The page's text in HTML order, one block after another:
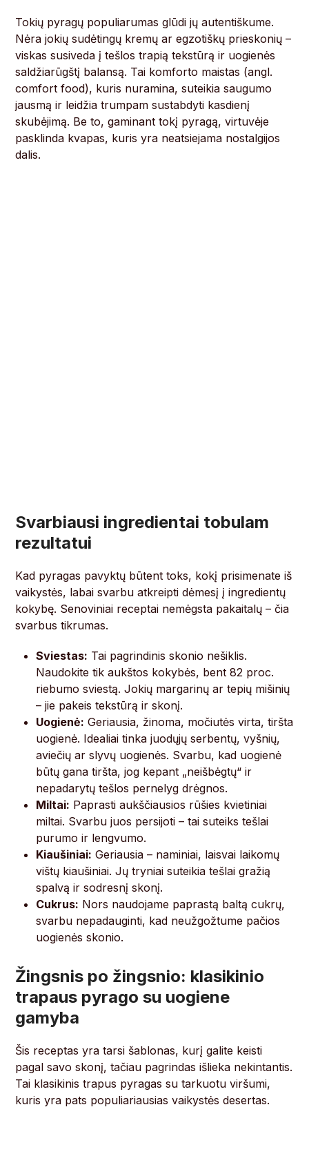
Tokių pyragų populiarumas glūdi jų autentiškume.
Nėra jokių sudėtingų kremų ar egzotiškų prieskonių –
viskas susiveda į tešlos trapią tekstūrą ir uogienės
saldžiarūgštį balansą. Tai komforto maistas (angl.
comfort food), kuris nuramina, suteikia saugumo
jausmą ir leidžia trumpam sustabdyti kasdienį
skubėjimą. Be to, gaminant tokį pyragą, virtuvėje
pasklinda kvapas, kuris yra neatsiejama nostalgijos
dalis.
Svarbiausi ingredientai tobulam
rezultatui
Kad pyragas pavyktų būtent toks, kokį prisimenate iš
vaikystės, labai svarbu atkreipti dėmesį į ingredientų
kokybę. Senoviniai receptai nemėgsta pakaitalų – čia
svarbus tikrumas.
Sviestas: Tai pagrindinis skonio nešiklis.
Naudokite tik aukštos kokybės, bent 82 proc.
riebumo sviestą. Jokių margarinų ar tepių mišinių
– jie pakeis tekstūrą ir skonį.
Uogienė: Geriausia, žinoma, močiutės virta, tiršta
uogienė. Idealiai tinka juodųjų serbentų, vyšnių,
aviečių ar slyvų uogienės. Svarbu, kad uogienė
būtų gana tiršta, jog kepant „neišbėgtų“ ir
nepadarytų tešlos pernelyg drėgnos.
Miltai: Paprasti aukščiausios rūšies kvietiniai
miltai. Svarbu juos persijoti – tai suteiks tešlai
purumo ir lengvumo.
Kiaušiniai: Geriausia – naminiai, laisvai laikomų
vištų kiaušiniai. Jų tryniai suteikia tešlai gražią
spalvą ir sodresnį skonį.
Cukrus: Nors naudojame paprastą baltą cukrų,
svarbu nepadauginti, kad neužgožtume pačios
uogienės skonio.
Žingsnis po žingsnio: klasikinio
trapaus pyrago su uogiene
gamyba
Šis receptas yra tarsi šablonas, kurį galite keisti
pagal savo skonį, tačiau pagrindas išlieka nekintantis.
Tai klasikinis trapus pyragas su tarkuotu viršumi,
kuris yra pats populiariausias vaikystės desertas.